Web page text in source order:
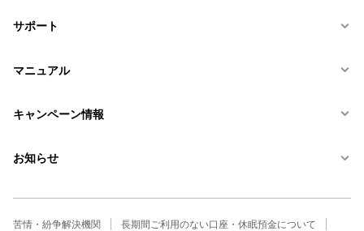
サポート
マニュアル
キャンペーン情報
お知らせ
苦情・紛争解決機関
長期間ご利用のない口座・休眠預金について